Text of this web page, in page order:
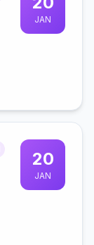
JAN
20
JAN